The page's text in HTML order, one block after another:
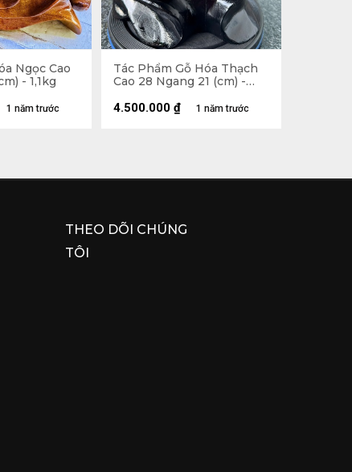
Ngọc Cao
- 1,1kg
1 năm trước
Tác Phẩm Gỗ Hóa Thạch
Cao 28 Ngang 21 (cm) -
1 năm trước
4.500.000 ₫
THEO DÕI CHÚNG
TÔI